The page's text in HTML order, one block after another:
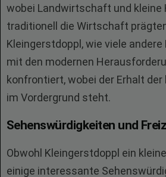
wobei Landwirtschaft und kleine
traditionell die Wirtschaft
Kleingerstdoppl, wie viele andere
mit den modernen
konfrontiert, wobei der Erhalt
im Vordergrund steht.
Sehenswürdigkeiten und
Obwohl Kleingerstdoppl ein
einige interessante